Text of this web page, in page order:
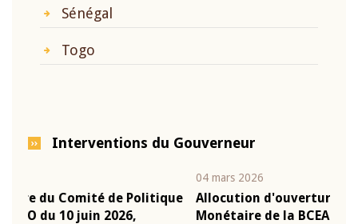
Sénégal
Togo
Interventions du Gouverneur
Allocution d'ouverture du Comité de Politique
Monétaire de la BCEAO du 4 mars 2026,